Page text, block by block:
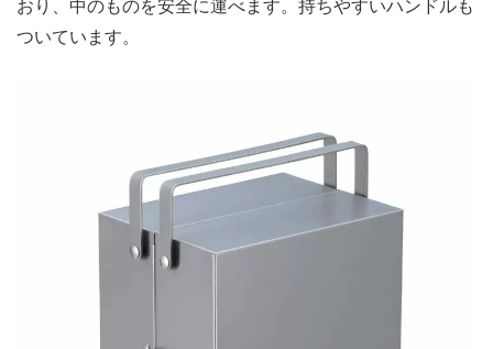
おり、中のものを安全に運べます。持ちやすいハンドルも
ついています。